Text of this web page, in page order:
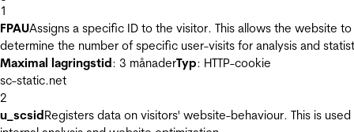
1
FPAUAssigns a specific ID to the visitor. This allows the website to
determine the number of specific user-visits for analysis and
Maximal lagringstid: 3 månaderTyp: HTTP-cookie
sc-static.net
2
u_scsidRegisters data on visitors' website-behaviour. This is